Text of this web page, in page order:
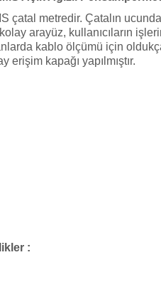
çatal metredir. Çatalın
kolay arayüz, kullanıcıların
kablo ölçümü için
kapağı yapılmıştır.
: